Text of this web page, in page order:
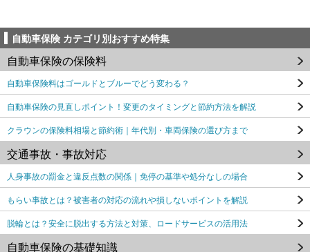
自動車保険 カテゴリ別おすすめ特集
自動車保険の保険料
自動車保険料はゴールドとブルーでどう変わる？
自動車保険の見直しポイント！変更のタイミングと節約方法を解説
クラウンの保険料相場と節約術｜年代別・車両保険の選び方まで
交通事故・事故対応
人身事故の罰金と違反点数の関係｜免停の基準や処分なしの場合
もらい事故とは？被害者の対応の流れや損しないポイントを解説
脱輪とは？安全に脱出する方法と対策、ロードサービスの活用法
自動車保険の基礎知識